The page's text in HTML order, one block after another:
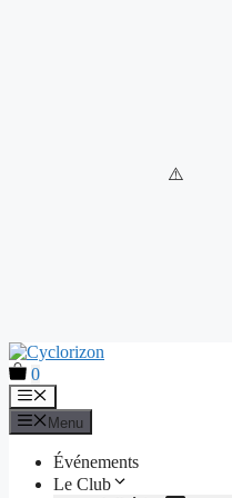
Aller
au
contenu
0
Menu
Menu
Événements
Le Club